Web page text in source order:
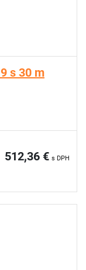
s 30 m
512,36 € s DPH